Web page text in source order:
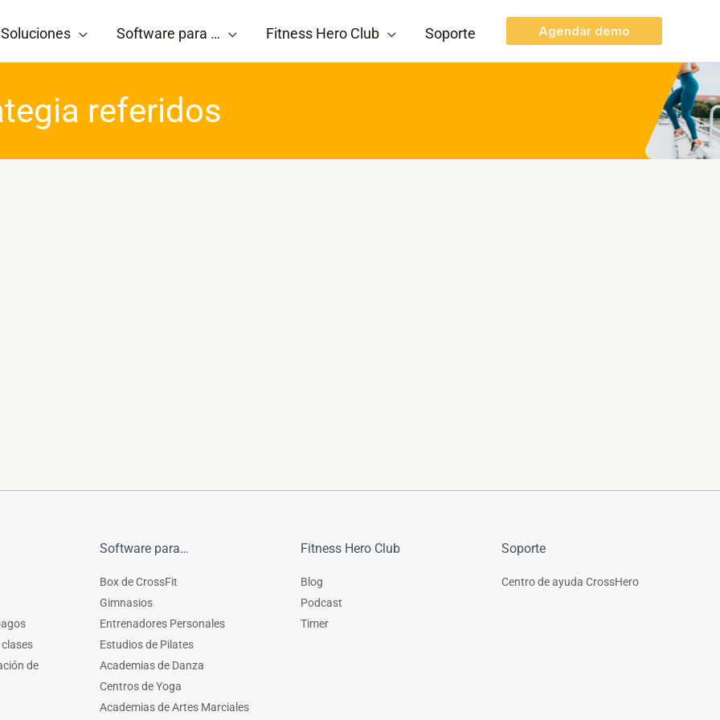
Soluciones Software para … Fitness Hero Club Soporte Agendar demo
referidos
de
Software para…
Box de CrossFit
Gimnasios
Entrenadores Personales
Estudios de Pilates
Academias de Danza
Centros de Yoga
Academias de Artes Marciales
Fitness Hero Club
Blog
Podcast
Timer
Soporte
Centro de ayuda CrossHero